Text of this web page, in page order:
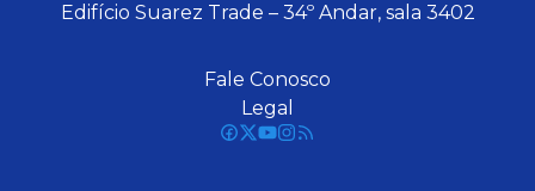
Edifício Suarez Trade – 34º Andar, sala 3402
Fale Conosco
Legal